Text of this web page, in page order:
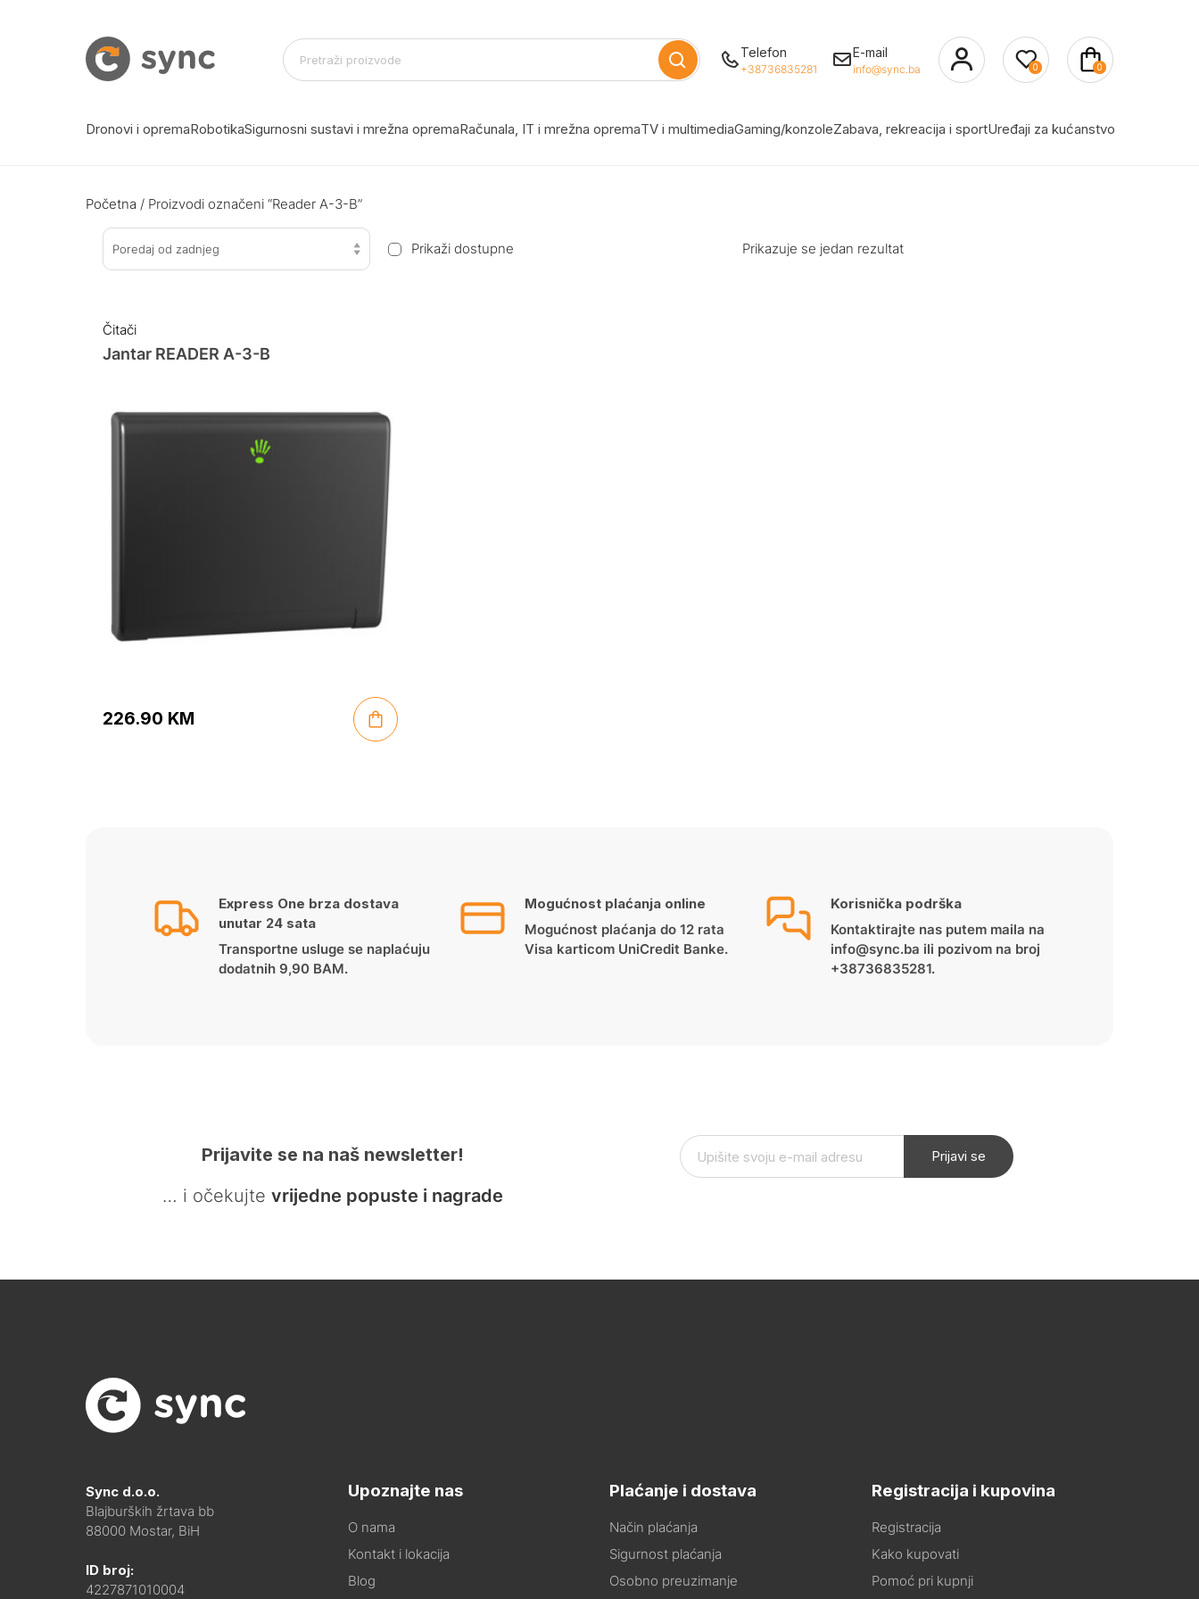
Telefon
+38736835281
E-mail
info@sync.ba 0 0
Dronovi i opremaRobotikaSigurnosni sustavi i mrežna opremaRačunala, IT i mrežna opremaTV i multimediaGaming/konzoleZabava, rekreacija i sportUređaji za kućanstvo
Početna / Proizvodi označeni “Reader A-3-B”
Poredaj od zadnjeg Prikaži dostupne Prikazuje se jedan rezultat
Čitači
Jantar READER A-3-B
226.90 KM
Express One brza dostava
unutar 24 sata
Transportne usluge se naplaćuju
dodatnih 9,90 BAM.
Mogućnost plaćanja online
Mogućnost plaćanja do 12 rata
Visa karticom UniCredit Banke.
Korisnička podrška
Kontaktirajte nas putem maila na
info@sync.ba ili pozivom na broj
+38736835281.
Prijavite se na naš newsletter!
… i očekujte vrijedne popuste i nagrade
Prijavi se
Sync d.o.o.
Blajburških žrtava bb
88000 Mostar, BiH
ID broj:
4227871010004
Upoznajte nas
O nama
Kontakt i lokacija
Blog
Plaćanje i dostava
Način plaćanja
Sigurnost plaćanja
Osobno preuzimanje
Registracija i kupovina
Registracija
Kako kupovati
Pomoć pri kupnji